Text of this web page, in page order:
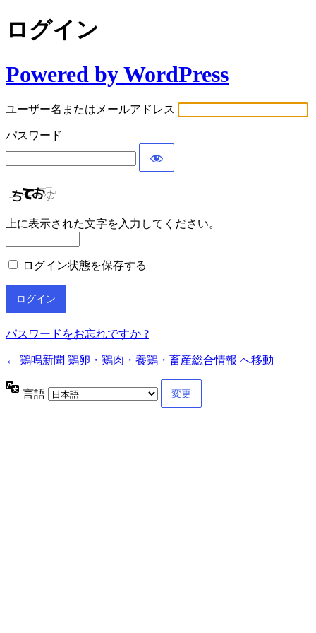
ログイン
Powered by WordPress
ユーザー名またはメールアドレス
パスワード
上に表示された文字を入力してください。
ログイン状態を保存する
パスワードをお忘れですか ?
← 鶏鳴新聞 鶏卵・鶏肉・養鶏・畜産総合情報 へ移動
言語